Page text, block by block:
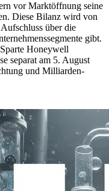
vor Marktöffnung seine
Diese Bilanz wird von
über die
gibt.
Honeywell
separat am 5. August
und Milliarden-